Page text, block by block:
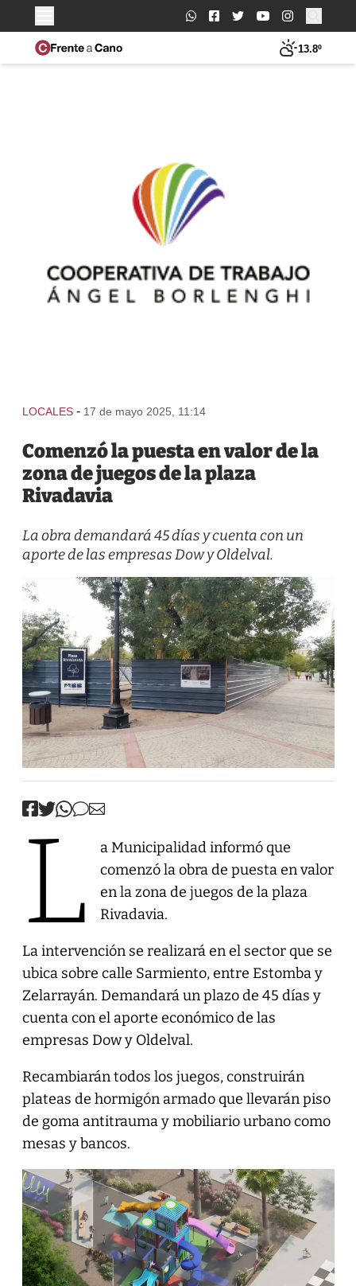
Buscar:
13.8º
LOCALES - 17 de mayo 2025, 11:14
Comenzó la puesta en valor de la
zona de juegos de la plaza
Rivadavia
La obra demandará 45 días y cuenta con un
aporte de las empresas Dow y Oldelval.
L
a Municipalidad informó que
comenzó la obra de puesta en valor
en la zona de juegos de la plaza
Rivadavia.
La intervención se realizará en el sector que se
ubica sobre calle Sarmiento, entre Estomba y
Zelarrayán. Demandará un plazo de 45 días y
cuenta con el aporte económico de las
empresas Dow y Oldelval.
Recambiarán todos los juegos, construirán
plateas de hormigón armado que llevarán piso
de goma antitrauma y mobiliario urbano como
mesas y bancos.